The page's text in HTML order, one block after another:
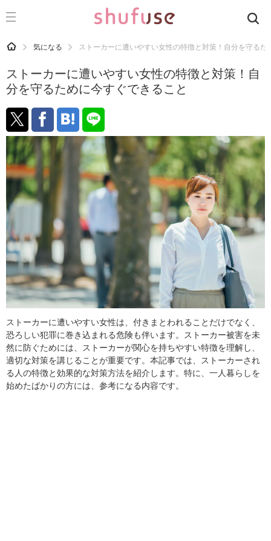
CATEGORY 記事カテゴリ
運気
洗濯
生活の知恵
お金
掃除
マナー
食材辞典
おすすめ
HOME 気になる ストーカーに遭いやすい女性の特徴と対策！自分を守るた
ストーカーに遭いやすい女性の特徴と対策！自
分を守るために今すぐできること
ストーカーに遭いやすい女性は、付きまとわれることだけでなく、
恐ろしい犯罪に巻き込まれる危険も伴います。ストーカー被害を未
然に防ぐためには、ストーカーが関心を持ちやすい特徴を理解し、
適切な対策を講じることが重要です。本記事では、ストーカーされ
る人の特徴と効果的な対策方法を紹介します。特に、一人暮らしを
始めたばかりの方には、参考になる内容です。